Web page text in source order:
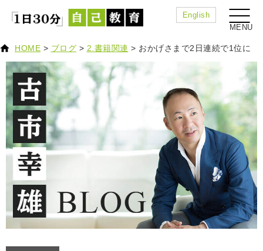
English
HOME > ブログ > 2.書籍関連 > おかげさまで2日連続で1位に